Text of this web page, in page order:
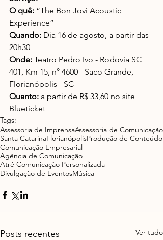
O quê: “The Bon Jovi Acoustic
Experience”
Quando: Dia 16 de agosto, a partir das
20h30
Onde: Teatro Pedro Ivo - Rodovia SC
401, Km 15, n° 4600 - Saco Grande,
Florianópolis - SC
Quanto: a partir de R$ 33,60 no site
Blueticket
Tags:
Assessoria de ImprensaAssessoria de Comunicação
Santa CatarinaFlorianópolisProdução de Conteúdo
Comunicação Empresarial
Agência de Comunicação
Atré Comunicação Personalizada
Divulgação de EventosMúsica
Posts recentes Ver tudo